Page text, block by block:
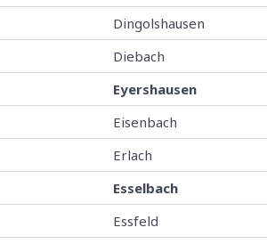
Dingolshausen
Diebach
Eyershausen
Eisenbach
Erlach
Esselbach
Essfeld